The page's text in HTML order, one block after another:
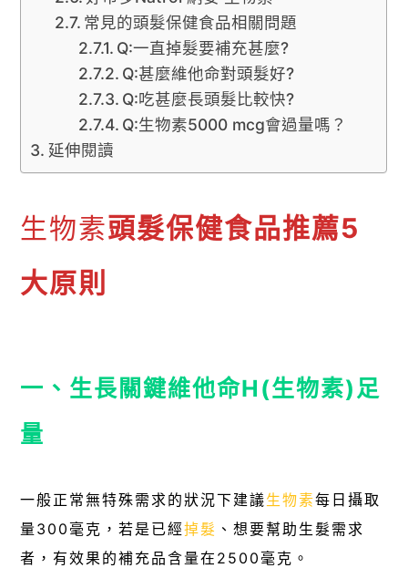
常見的頭髮保健食品相關問題
Q:一直掉髮要補充甚麼?
Q:甚麼維他命對頭髮好?
Q:吃甚麼長頭髮比較快?
Q:生物素5000 mcg會過量嗎？
延伸閱讀
生物素頭髮保健食品推薦5
大原則
一、生長關鍵維他命H(生物素)足
量
一般正常無特殊需求的狀況下建議生物素每日攝取
量300毫克，若是已經掉髮 、想要幫助生髮需求
者，有效果的補充品含量在2500毫克。